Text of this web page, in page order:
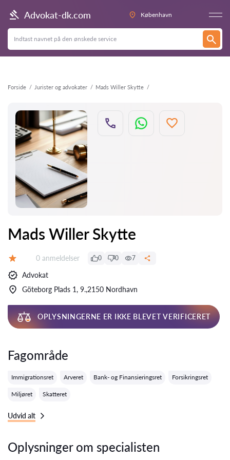
Advokat-dk.com København
Forside Jurister og advokater Mads Willer Skytte
Tilbage
Mads Willer Skytte
Anmeldelser:
0 anmeldelser 0 0 7
Advokat
Göteborg Plads 1, 9.,2150 Nordhavn
OPLYSNINGERNE ER IKKE BLEVET VERIFICERET
Fagområde
Immigrationsret Arveret Bank- og Finansieringsret Forsikringsret
Miljøret Skatteret
Udvid alt
Oplysninger om specialisten